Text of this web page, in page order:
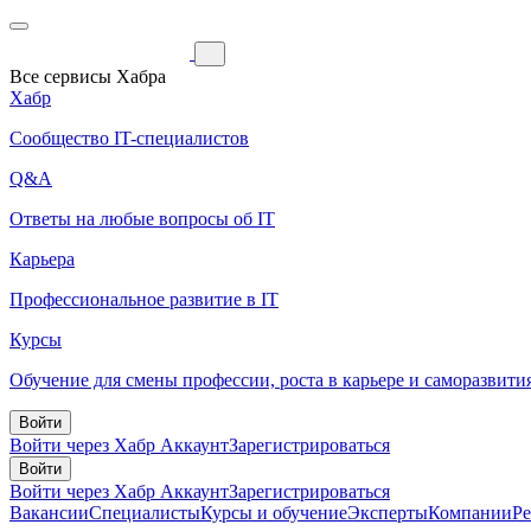
Все сервисы Хабра
Хабр
Сообщество IT-специалистов
Q&A
Ответы на любые вопросы об IT
Карьера
Профессиональное развитие в IT
Курсы
Обучение для смены профессии, роста в карьере и
Войти
Войти через Хабр АккаунтЗарегистрироваться
Войти
Войти через Хабр АккаунтЗарегистрироваться
ВакансииСпециалистыКурсы и обучениеЭкспертыКомпании